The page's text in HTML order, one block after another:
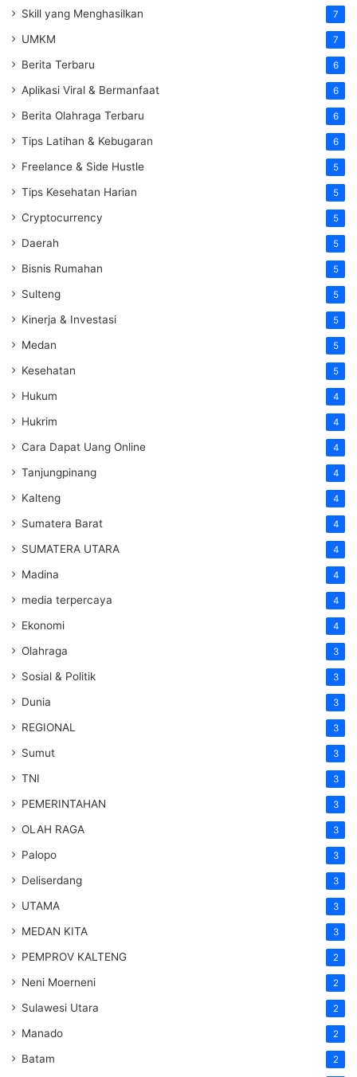
Skill yang Menghasilkan 7
UMKM 7
Berita Terbaru 6
Aplikasi Viral & Bermanfaat 6
Berita Olahraga Terbaru 6
Tips Latihan & Kebugaran 6
Freelance & Side Hustle 5
Tips Kesehatan Harian 5
Cryptocurrency 5
Daerah 5
Bisnis Rumahan 5
Sulteng 5
Kinerja & Investasi 5
Medan 5
Kesehatan 5
Hukum 4
Hukrim 4
Cara Dapat Uang Online 4
Tanjungpinang 4
Kalteng 4
Sumatera Barat 4
SUMATERA UTARA 4
Madina 4
media terpercaya 4
Ekonomi 4
Olahraga 3
Sosial & Politik 3
Dunia 3
REGIONAL 3
Sumut 3
TNI 3
PEMERINTAHAN 3
OLAH RAGA 3
Palopo 3
Deliserdang 3
UTAMA 3
MEDAN KITA 3
PEMPROV KALTENG 2
Neni Moerneni 2
Sulawesi Utara 2
Manado 2
Batam 2